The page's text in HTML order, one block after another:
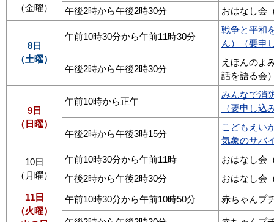
（金曜）
午後2時から午後2時30分
おはなし会
8日
（土曜）
午前10時30分から午前11時30分
戦争と平和
ん）（要申
午後2時から午後2時30分
えほんのよ
話を語る会
9日
（日曜）
午前10時から正午
みんなで消
（要申し込
午後2時から午後3時15分
こどもえい
気象のサバ
10日
（月曜）
午前10時30分から午前11時
おはなし会
午後2時から午後2時30分
おはなし会
11日
（火曜）
午前10時30分から午前10時50分 赤ちゃんプ